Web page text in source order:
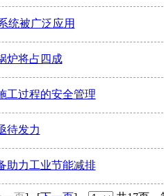
统被广泛应用
炉将占四成
工过程的安全管理
待发力
助力工业节能减排